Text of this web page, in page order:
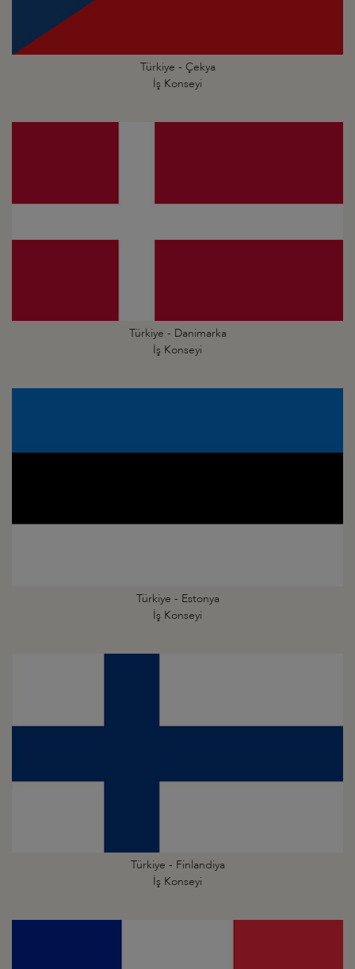
Türkiye - Çekya
İş Konseyi
Türkiye - Danimarka
İş Konseyi
Türkiye - Estonya
İş Konseyi
Türkiye - Finlandiya
İş Konseyi